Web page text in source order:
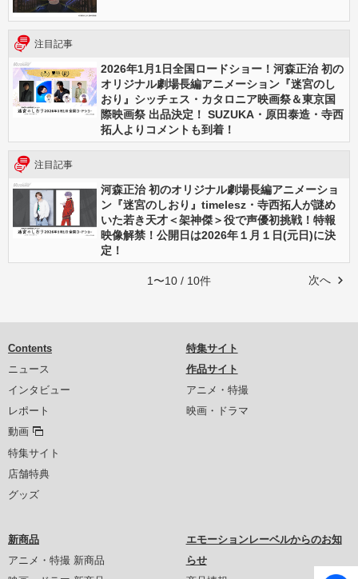
注目記事
2026年1月1日全国ロードショー！河森正治 初の
オリジナル劇場⻑編アニメーション『迷宮のし
おり』シッチェス・カタロニア映画祭＆東京国
際映画祭 出品決定！ SUZUKA・原田泰造・寺西
拓人よりコメントも到着！
注目記事
河森正治 初のオリジナル劇場⻑編アニメーショ
ン『迷宮のしおり』timelesz・寺西拓人が謎め
いた若き天才＜架神傑＞役で声優初挑戦！特報
映像解禁！公開日は2026年１月１日(元日)に決
定！
次へ
1〜10 / 10件
Contents
ニュース
インタビュー
レポート
動画
特集サイト
店舗特典
グッズ
特集サイト
作品サイト
アニメ・特撮
映画・ドラマ
新商品
アニメ・特撮 新商品
エモーションレーベルからのお知
らせ